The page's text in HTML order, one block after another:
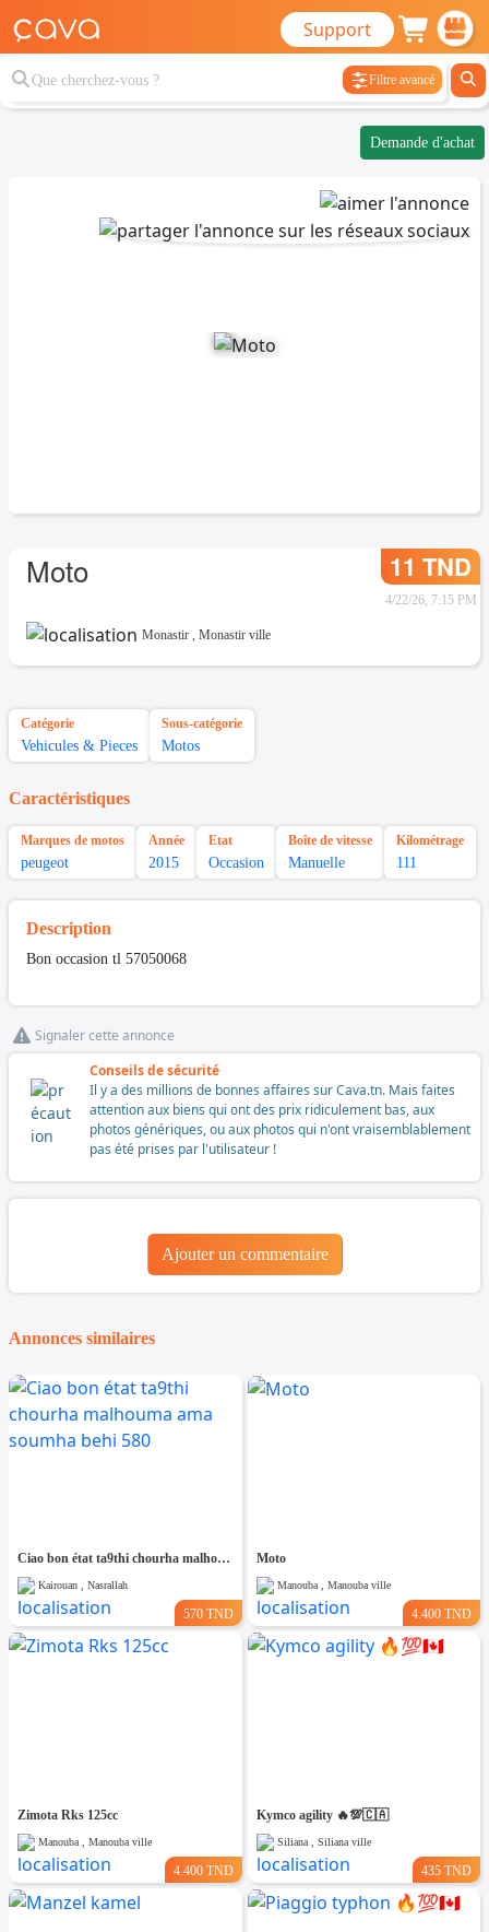
Support
Filtre avancé
Demande d'achat
Moto 11 TND
4/22/26, 7:15 PM
Monastir , Monastir ville
Catégorie
Vehicules & Pieces
Sous-catégorie
Motos
Caractéristiques
Marques de motos
peugeot
Année
2015
Etat
Occasion
Boîte de vitesse
Manuelle
Kilométrage
111
Description
Bon occasion tl 57050068
Signaler cette annonce
Conseils de sécurité
Il y a des millions de bonnes affaires sur Cava.tn. Mais faites
attention aux biens qui ont des prix ridiculement bas, aux
photos génériques, ou aux photos qui n'ont vraisemblablement
pas été prises par l'utilisateur !
Ajouter un commentaire
Annonces similaires
Ciao bon état ta9thi chourha malhouma ama soumha behi 580
Kairouan , Nasrallah
570 TND
Moto
Manouba , Manouba ville
4.400 TND
Zimota Rks 125cc
Manouba , Manouba ville
4.400 TND
Kymco agility 🔥💯🇨🇦
Siliana , Siliana ville
435 TND